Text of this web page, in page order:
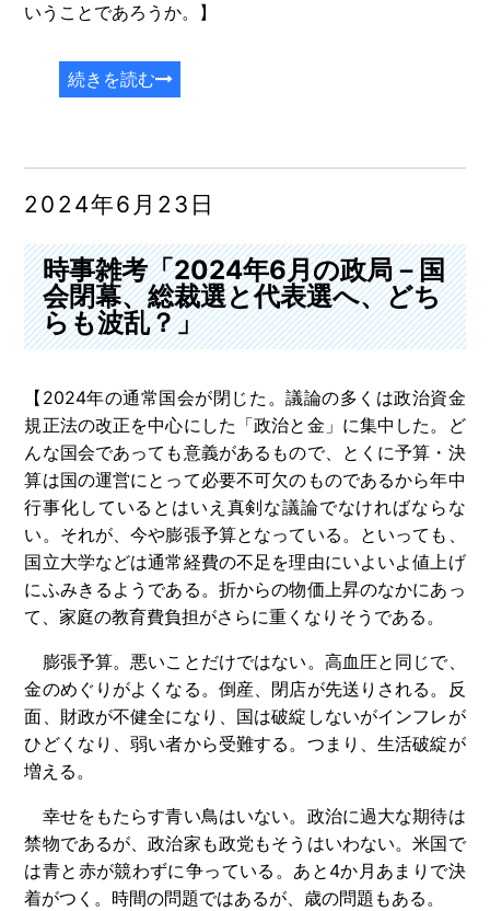
いうことであろうか。】
続きを読む
2024年6月23日
時事雑考「2024年6月の政局－国
会閉幕、総裁選と代表選へ、どち
らも波乱？」
【2024年の通常国会が閉じた。議論の多くは政治資金
規正法の改正を中心にした「政治と金」に集中した。ど
んな国会であっても意義があるもので、とくに予算・決
算は国の運営にとって必要不可欠のものであるから年中
行事化しているとはいえ真剣な議論でなければならな
い。それが、今や膨張予算となっている。といっても、
国立大学などは通常経費の不足を理由にいよいよ値上げ
にふみきるようである。折からの物価上昇のなかにあっ
て、家庭の教育費負担がさらに重くなりそうである。
膨張予算。悪いことだけではない。高血圧と同じで、
金のめぐりがよくなる。倒産、閉店が先送りされる。反
面、財政が不健全になり、国は破綻しないがインフレが
ひどくなり、弱い者から受難する。つまり、生活破綻が
増える。
幸せをもたらす青い鳥はいない。政治に過大な期待は
禁物であるが、政治家も政党もそうはいわない。米国で
は青と赤が競わずに争っている。あと4か月あまりで決
着がつく。時間の問題ではあるが、歳の問題もある。